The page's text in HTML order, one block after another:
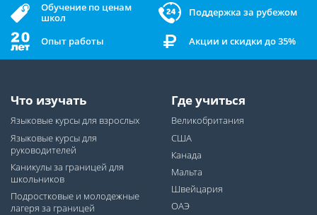
Обучение по ценам
школ
Поддержка за рубежом
Опыт работы Акции и скидки до 35%
Что изучать
Языковые курсы для взрослых
Языковые курсы для
руководителей
Каникулы за границей для
школьников
Подростковые и молодежные
лагеря за границей
Где учиться
Великобритания
США
Канада
Мальта
Швейцария
ОАЭ